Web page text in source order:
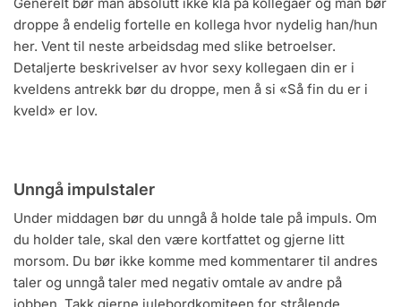
droppe å endelig fortelle en kollega hvor nydelig han/hun
her. Vent til neste arbeidsdag med slike betroelser.
Detaljerte beskrivelser av hvor sexy kollegaen din er i
kveldens antrekk bør du droppe, men å si «Så fin du er i
kveld» er lov.
Unngå impulstaler
Under middagen bør du unngå å holde tale på impuls. Om
du holder tale, skal den være kortfattet og gjerne litt
morsom. Du bør ikke komme med kommentarer til andres
taler og unngå taler med negativ omtale av andre på
jobben. Takk gjerne julebordkomiteen for strålende